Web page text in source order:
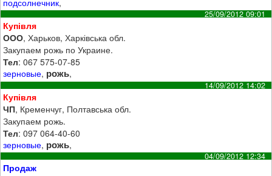
подсолнечник,
25/09/2012 09:01
Купівля
ООО, Харьков, Харківська обл.
Закупаем рожь по Украине.
Тел: 067 575-07-85
зерновые, рожь,
14/09/2012 14:02
Купівля
ЧП, Кременчуг, Полтавська обл.
Закупаем рожь.
Тел: 097 064-40-60
зерновые, рожь,
04/09/2012 12:34
Продаж